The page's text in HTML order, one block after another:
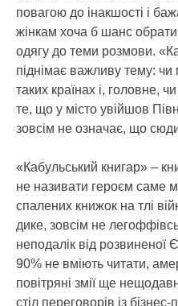
повагою до інакшості і
жінкам хоча б шанс
одягу до теми розмови.
піднімає важливу тему:
таких країнах і, головне,
те, що у місто увійшов
зовсім не означає, що
«Кабульський книгар» –
не називати героєм саме
спалених книжок на тлі
дике, зовсім не
неподалік від
90% не вміють читати,
повітряні змії ще
стіл переговорів із